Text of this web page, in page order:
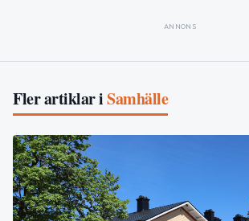
ANNONS
Fler artiklar iSamhälle